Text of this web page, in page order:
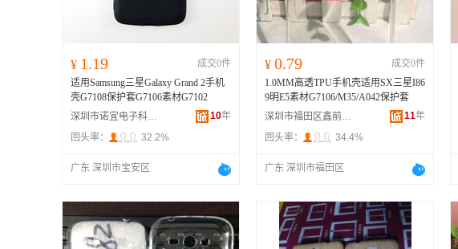
¥ 1.19
成交0件
适用Samsung三星Galaxy Grand 2手机
壳G7108保护套G7106素材G7102
深圳市诺宜电子科技有限公司
10年
回头率：
32.2%
广东 深圳市宝安区
¥ 0.79
成交0件
1.0MM高透TPU手机壳适用SX三星I86
9明E5素材G7106/M35/A042保护套
深圳市福田区鑫前进手机数码配件商行
11年
回头率：
34.4%
广东 深圳市福田区